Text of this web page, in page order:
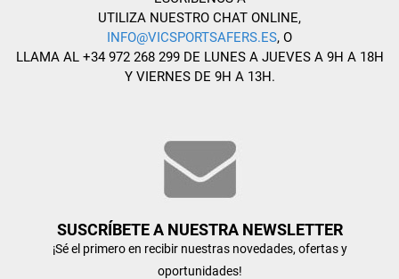
UTILIZA NUESTRO CHAT ONLINE,
INFO@VICSPORTSAFERS.ES, O
LLAMA AL +34 972 268 299 DE LUNES A JUEVES A 9H A 18H
Y VIERNES DE 9H A 13H.
SUSCRÍBETE A NUESTRA NEWSLETTER
¡Sé el primero en recibir nuestras novedades, ofertas y
oportunidades!